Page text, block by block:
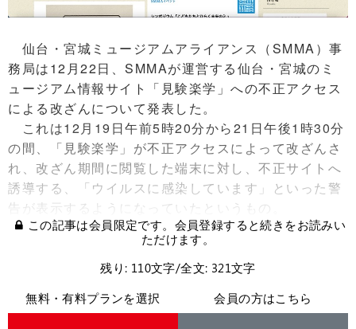
仙台・宮城ミュージアムアライアンス（SMMA）事
務局は12月22日、SMMAが運営する仙台・宮城のミ
ュージアム情報サイト「見験楽学」への不正アクセス
による改ざんについて発表した。
これは12月19日午前5時20分から21日午後1時30分
の間、「見験楽学」が不正アクセスによって改ざんさ
れ、改ざん期間に閲覧した端末に対し、不正サイトへ
誘導する、「ウイルスに感染しています」といった警
告が表示するようになっていたというもの。
この記事は会員限定です。会員登録すると続きをお読みい
ただけます。
残り: 110文字/全文: 321文字
無料・有料プランを選択
会員の方はこちら